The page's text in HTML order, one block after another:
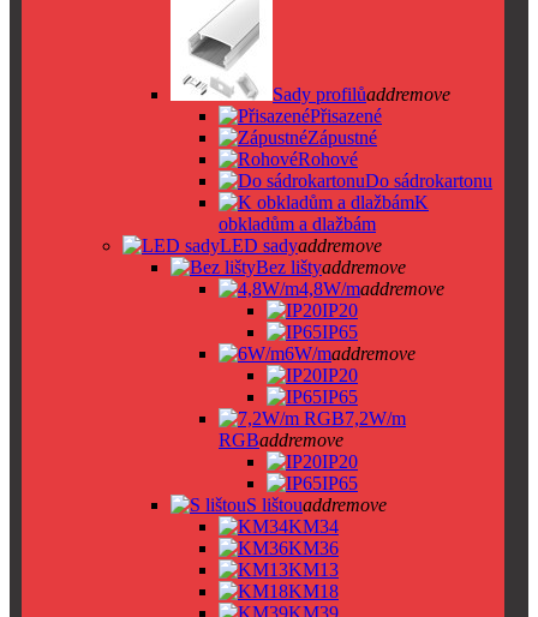
Sady profilůaddremove
Přisazené
Zápustné
Rohové
Do sádrokartonu
K
obkladům a dlažbám
LED sadyaddremove
Bez lištyaddremove
4,8W/maddremove
IP20
IP65
6W/maddremove
IP20
IP65
7,2W/m
RGBaddremove
IP20
IP65
S lištouaddremove
KM34
KM36
KM13
KM18
KM39